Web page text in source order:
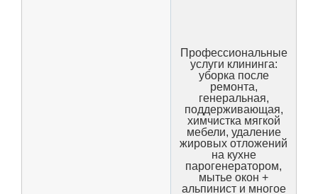
Профессиональные
услуги клининга:
уборка после
ремонта,
генеральная,
поддерживающая,
химчистка мягкой
мебели, удаление
жировых отложений
на кухне
парогенератором,
мытье окон +
альпинист и многое